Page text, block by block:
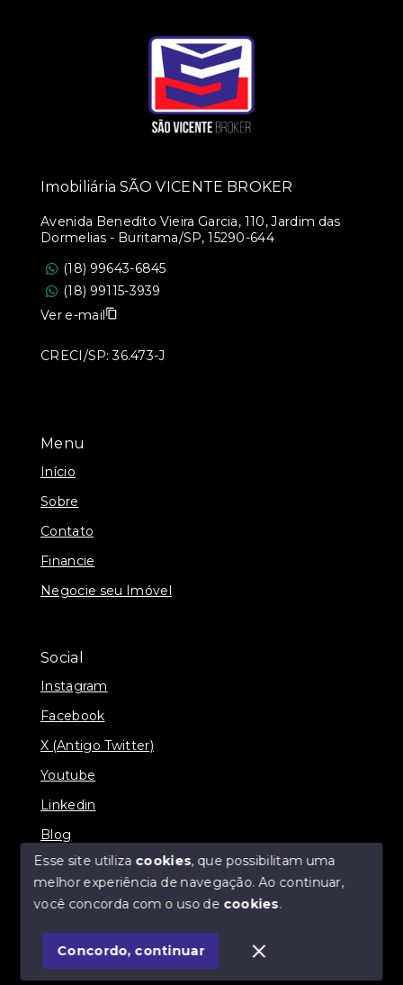
Menu
Início
Sobre
Contato
Financie
Negocie seu Imóvel
Social
Instagram
Facebook
X (Antigo Twitter)
Youtube
Linkedin
Blog
© Copyright 2026 - Imobiliária SÃO VICENTE
SITE PARA IMOBILIARIA
Imobiliária SÃO VICENTE BROKER
Avenida Benedito Vieira Garcia, 110, Jardim das
Dormelias - Buritama/SP, 15290-644
(18) 99643-6845
(18) 99115-3939
Ver e-mail
CRECI/SP: 36.473-J
Esse site utiliza cookies, que possibilitam uma
melhor experiência de navegação.Ao continuar,
você concorda com o uso de cookies.
Concordo, continuar